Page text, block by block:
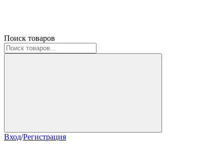
Поиск товаров
Вход/Регистрация